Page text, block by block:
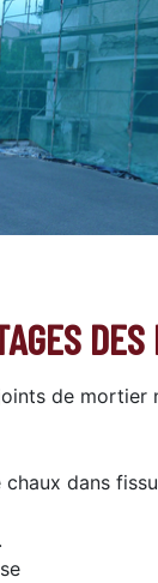
de mortier
dans